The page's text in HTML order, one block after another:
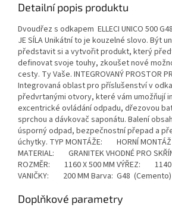
Detailní popis produktu
Dvoudřez s odkapem ELLECI UNICO 500
JE SÍLA Unikátní to je kouzelné slovo. Být
představit si a vytvořit produkt, který
definovat svoje touhy, zkoušet nové
cesty. Ty Vaše. INTEGROVANÝ PROSTOR
Integrovaná oblast pro příslušenství v
předvrtanými otvory, které vám umožňují
excentrické ovládání odpadu, dřezovou
sprchou a dávkovač saponátu. Balení
úsporný odpad, bezpečnostní přepad a
úchytky. TYP MONTÁŽE: HORNÍ
MATERIAL: GRANITEK VHODNÉ PRO
ROZMĚR: 1160 X 500 MM VÝŘEZ: 1140
VANIČKY: 200 MM Barva: G48 (Cemento)
Doplňkové parametry